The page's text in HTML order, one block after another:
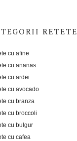
RETETE
cu afine
cu ananas
cu ardei
cu avocado
cu branza
cu broccoli
cu bulgur
cu cafea